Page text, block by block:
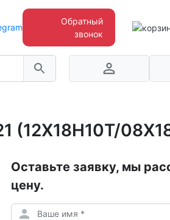
Обратный
звонок
(12Х18Н10Т/
Оставьте заявку, мы
цену.